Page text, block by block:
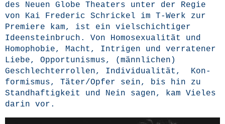
des Neu­en Glo­be Thea­ters unter der Regie
von Kai Fre­de­ric Schri­ckel im T‑Werk zur
Pre­mie­re kam, ist ein viel­schich­ti­ger
Ideen­stein­bruch. Von Homo­se­xua­li­tät und
Homo­pho­bie, Macht, Intri­gen und ver­ra­te­ner
Lie­be, Oppor­tu­nis­mus, (männ­li­chen)
Geschlech­ter­rol­len, Indi­vi­dua­li­tät, Kon­
for­mis­mus, Täter/Opfer sein, bis hin zu
Stand­haf­tig­keit und Nein sagen, kam Vie­les
dar­in vor.